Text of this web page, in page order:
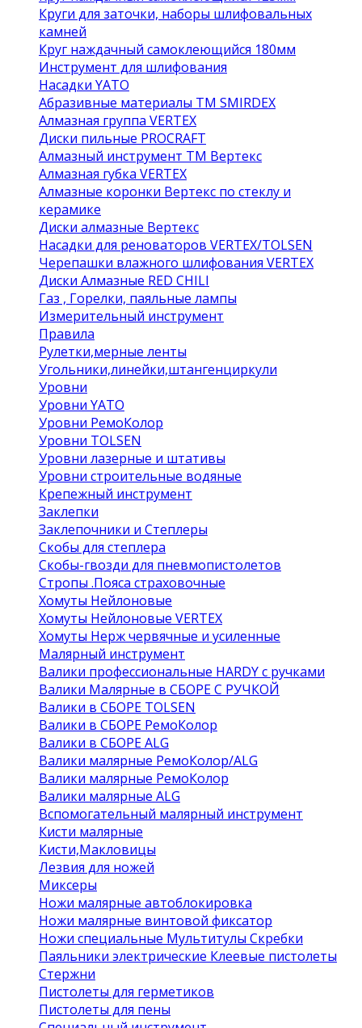
Круги для заточки, наборы шлифовальных
камней
Круг наждачный самоклеющийся 180мм
Инструмент для шлифования
Насадки YATO
Абразивные материалы ТМ SMIRDEX
Алмазная группа VERTEX
Диски пильные PROCRAFT
Алмазный инструмент ТМ Вертекс
Алмазная губка VERTEX
Алмазные коронки Вертекс по стеклу и
керамике
Диски алмазные Вертекс
Насадки для реноваторов VERTEX/TOLSEN
Черепашки влажного шлифования VERTEX
Диски Алмазные RED CHILI
Газ , Горелки, паяльные лампы
Измерительный инструмент
Правила
Рулетки,мерные ленты
Угольники,линейки,штангенциркули
Уровни
Уровни YATO
Уровни РемоКолор
Уровни TOLSEN
Уровни лазерные и штативы
Уровни строительные водяные
Крепежный инструмент
Заклепки
Заклепочники и Степлеры
Скобы для степлера
Скобы-гвозди для пневмопистолетов
Стропы .Пояса страховочные
Хомуты Нейлоновые
Хомуты Нейлоновые VERTEX
Хомуты Нерж червячные и усиленные
Малярный инструмент
Валики профессиональные HARDY с ручками
Валики Малярные в СБОРЕ С РУЧКОЙ
Валики в СБОРЕ TOLSEN
Валики в СБОРЕ РемоКолор
Валики в СБОРЕ ALG
Валики малярные РемоКолор/ALG
Валики малярные РемоКолор
Валики малярные ALG
Вспомогательный малярный инструмент
Кисти малярные
Кисти,Макловицы
Лезвия для ножей
Миксеры
Ножи малярные автоблокировка
Ножи малярные винтовой фиксатор
Ножи специальные Мультитулы Скребки
Паяльники электрические Клеевые пистолеты
Стержни
Пистолеты для герметиков
Пистолеты для пены